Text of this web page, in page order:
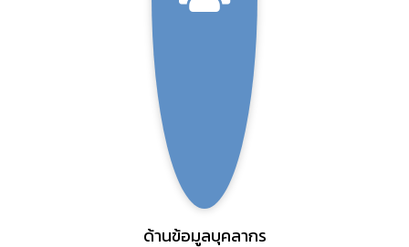
ด้านข้อมูลบุคลากร